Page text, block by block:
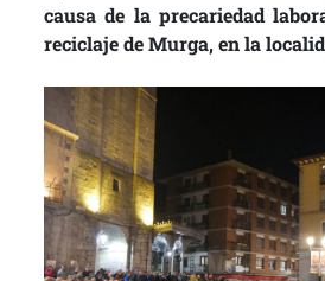
causa de la precariedad
reciclaje de Murga, en la